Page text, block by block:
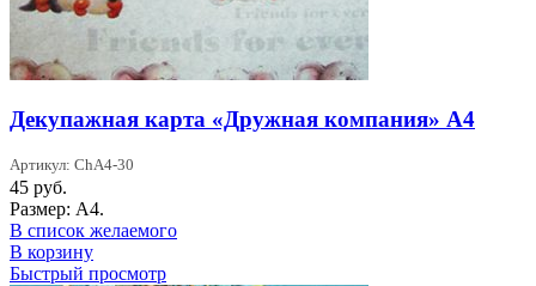
Декупажная карта «Дружная компания» А4
Артикул: ChA4-30
45 руб.
Размер: А4.
В список желаемого
В корзину
Быстрый просмотр